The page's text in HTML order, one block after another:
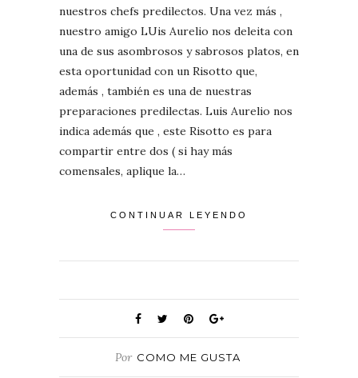
nuestros chefs predilectos. Una vez más ,
nuestro amigo LUis Aurelio nos deleita con
una de sus asombrosos y sabrosos platos, en
esta oportunidad con un Risotto que,
además , también es una de nuestras
preparaciones predilectas. Luis Aurelio nos
indica además que , este Risotto es para
compartir entre dos ( si hay más
comensales, aplique la…
CONTINUAR LEYENDO
Por COMO ME GUSTA